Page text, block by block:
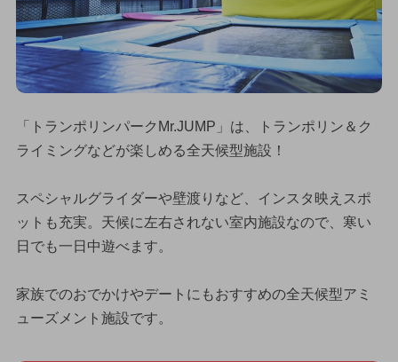
「トランポリンパークMr.JUMP」は、トランポリン＆ク
ライミングなどが楽しめる全天候型施設！
スペシャルグライダーや壁渡りなど、インスタ映えスポ
ットも充実。天候に左右されない室内施設なので、寒い
日でも一日中遊べます。
家族でのおでかけやデートにもおすすめの全天候型アミ
ューズメント施設です。